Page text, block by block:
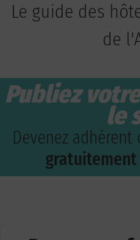
Le guide des
de
Publiez
le
Devenez
gratuitement